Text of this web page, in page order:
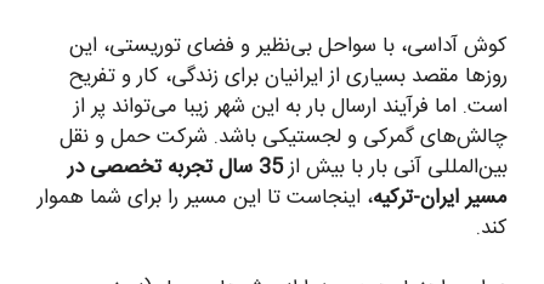
کوش آداسی، با سواحل بی‌نظیر و فضای توریستی، این
روزها مقصد بسیاری از ایرانیان برای زندگی، کار و تفریح
است. اما فرآیند ارسال بار به این شهر زیبا می‌تواند پر از
چالش‌های گمرکی و لجستیکی باشد. شرکت حمل و نقل
بین‌المللی آنی بار با بیش از
35 سال تجربه تخصصی در
مسیر ایران-ترکیه، اینجاست تا این مسیر را برای شما هموار
کند.